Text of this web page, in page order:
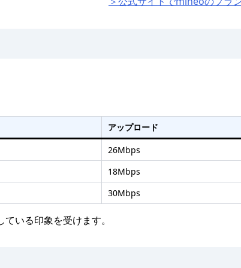
アップロード
26Mbps
18Mbps
30Mbps
いる印象を受けます。